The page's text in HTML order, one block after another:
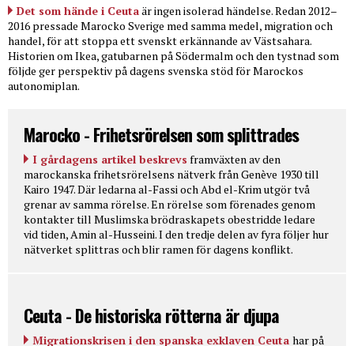
Det som hände i Ceutaär ingen isolerad händelse. Redan 2012–
2016 pressade Marocko Sverige med samma medel, migration och
handel, för att stoppa ett svenskt erkännande av Västsahara.
Historien om Ikea, gatubarnen på Södermalm och den tystnad som
följde ger perspektiv på dagens svenska stöd för Marockos
autonomiplan.
Marocko - Frihetsrörelsen som splittrades
I gårdagens artikel beskrevs framväxten av den
marockanska frihetsrörelsens nätverk från Genève 1930 till
Kairo 1947. Där ledarna al-Fassi och Abd el-Krim utgör två
grenar av samma rörelse. En rörelse som förenades genom
kontakter till Muslimska brödraskapets obestridde ledare
vid tiden, Amin al-Husseini. I den tredje delen av fyra följer hur
nätverket splittras och blir ramen för dagens konflikt.
Ceuta - De historiska rötterna är djupa
Migrationskrisen i den spanska exklaven Ceuta har på